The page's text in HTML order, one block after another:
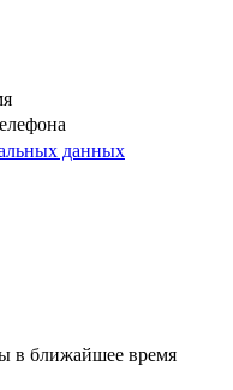
данных
в ближайшее время